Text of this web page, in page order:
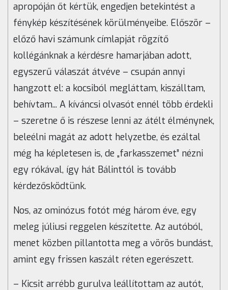
apropóján őt kértük, engedjen betekintést a
fénykép készítésének körülményeibe. Először –
előző havi számunk címlapját rögzítő
kollégánknak a kérdésre hamarjában adott,
egyszerű válaszát átvéve – csupán annyi
hangzott el: a kocsiból megláttam, kiszálltam,
behívtam... A kíváncsi olvasót ennél több érdekli
– szeretne ő is részese lenni az átélt élménynek,
beleélni magát az adott helyzetbe, és ezáltal
még ha képletesen is, de „farkasszemet” nézni
egy rókával, így hát Bálinttól is tovább
kérdezősködtünk.
Nos, az ominózus fotót még három éve, egy
meleg júliusi reggelen készítette. Az autóból,
menet közben pillantotta meg a vörös bundást,
amint egy frissen kaszált réten egerészett.
– Kicsit arrébb gurulva leállítottam az autót,